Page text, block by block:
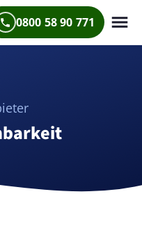
0800 58 90 771